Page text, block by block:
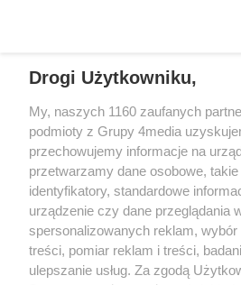
Wydawcą rzeszow-
FUNDACJA MEDIÓW
ul. Kopernika 10, 35-
Drogi Użytkowniku,
My, naszych 1160 zaufanych
podmioty z Grupy 4media
przechowujemy informacje na
przetwarzamy dane osobowe,
identyfikatory, standardowe
urządzenie czy dane przeglądania
spersonalizowanych reklam,
treści, pomiar reklam i treści,
ulepszanie usług. Za zgodą